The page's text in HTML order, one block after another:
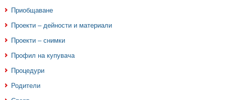
Приобщаване
Проекти – дейности и материали
Проекти – снимки
Профил на купувача
Процедури
Родители